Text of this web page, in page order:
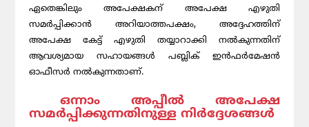
ഏതെങ്കിലും അപേക്ഷകന് അപേക്ഷ എഴുതി
സമർപ്പിക്കാൻ അറിയാത്തപക്ഷം, അദ്ദേഹത്തിന്
അപേക്ഷ കേട്ട് എഴുതി തയ്യാറാക്കി നൽകുന്നതിന്
ആവശ്യമായ സഹായങ്ങൾ പബ്ലിക് ഇൻഫർമേഷൻ
ഓഫീസർ നൽകുന്നതാണ്.
ഒന്നാം അപ്പീൽ അപേക്ഷ
സമർപ്പിക്കുന്നതിനുള്ള നിർദ്ദേശങ്ങൾ